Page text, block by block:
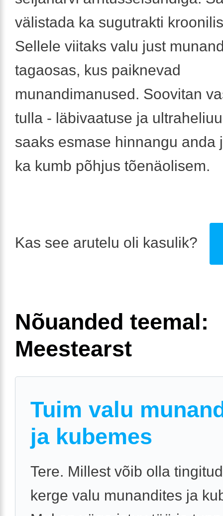
välistada ka sugutrakti
Sellele viitaks valu just
tagaosas, kus paiknevad
munandimanused. Soovitan
tulla - läbivaatuse ja
saaks esmase hinnangu anda
ka kumb põhjus tõenäolisem.
Kas see arutelu oli kasulik?
Nõuanded teemal:
Meestearst
Tuim valu
ja kubemes
Tere. Millest võib olla
kerge valu munandites ja